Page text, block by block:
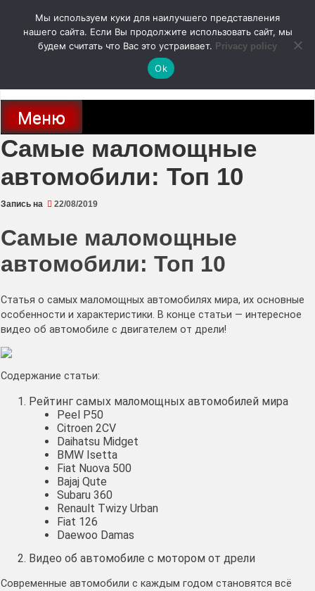
содержимому
autodoc24.ru
Новости про современные автомобили и не только, новинки зарубежного
и отечественного автопрома
Меню
Самые маломощные
автомобили: Топ 10
Запись на 22/08/2019
Самые маломощные
автомобили: Топ 10
Статья о самых маломощных автомобилях мира, их основные
особенности и характеристики. В конце статьи — интересное
видео об автомобиле с двигателем от дрели!
Содержание статьи:
Рейтинг самых маломощных автомобилей мира
Peel P50
Citroen 2CV
Daihatsu Midget
BMW Isetta
Fiat Nuova 500
Bajaj Qute
Subaru 360
Renault Twizy Urban
Fiat 126
Daewoo Damas
Видео об автомобиле с мотором от дрели
Современные автомобили с каждым годом становятся всё
Мы используем куки для наилучшего представления
нашего сайта. Если Вы продолжите использовать сайт, мы
будем считать что Вас это устраивает. Privacy policy
Ok